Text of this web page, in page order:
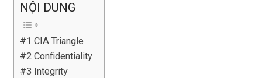
NỘI DUNG
#1 CIA Triangle
#2 Confidentiality
#3 Integrity